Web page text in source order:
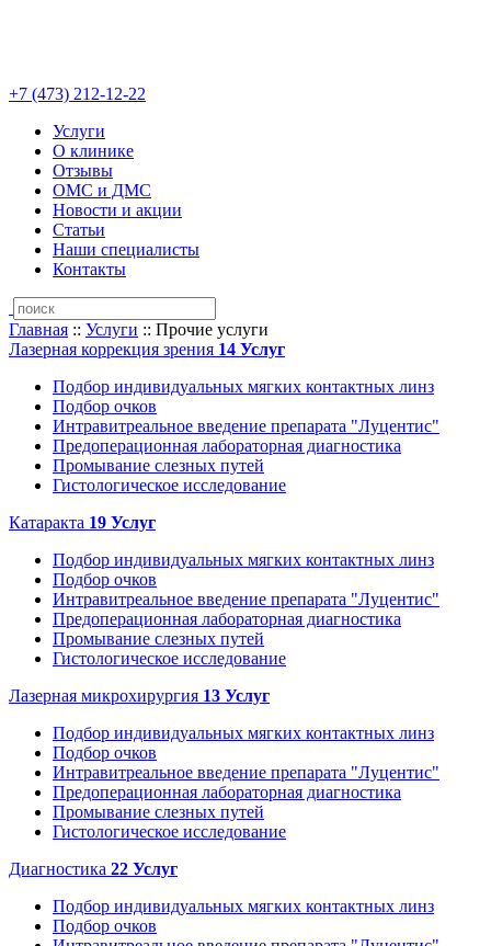
+7 (473) 212-12-22
Услуги
О клинике
Отзывы
ОМС и ДМС
Новости и акции
Статьи
Наши специалисты
Контакты
Главная :: Услуги :: Прочие услуги
Лазерная коррекция зрения 14 Услуг
Подбор индивидуальных мягких контактных линз
Подбор очков
Интравитреальное введение препарата "Луцентис"
Предоперационная лабораторная диагностика
Промывание слезных путей
Гистологическое исследование
Катаракта 19 Услуг
Подбор индивидуальных мягких контактных линз
Подбор очков
Интравитреальное введение препарата "Луцентис"
Предоперационная лабораторная диагностика
Промывание слезных путей
Гистологическое исследование
Лазерная микрохирургия 13 Услуг
Подбор индивидуальных мягких контактных линз
Подбор очков
Интравитреальное введение препарата "Луцентис"
Предоперационная лабораторная диагностика
Промывание слезных путей
Гистологическое исследование
Диагностика 22 Услуг
Подбор индивидуальных мягких контактных линз
Подбор очков